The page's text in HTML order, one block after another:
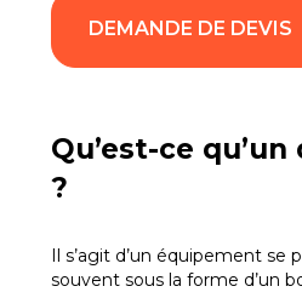
DEMANDE DE DEVIS
Qu’est-ce
?
Il s’agit d’un équipement se
souvent sous la forme d’un